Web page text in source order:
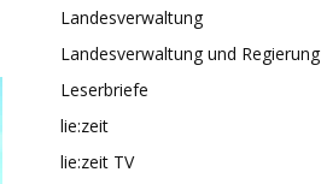
Landesverwaltung
Landesverwaltung und Regierung
Leserbriefe
lie:zeit
lie:zeit TV